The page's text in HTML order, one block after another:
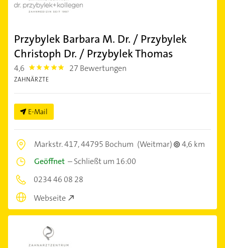
Przybylek Barbara M. Dr. / Przybylek
Christoph Dr. / Przybylek Thomas
4,6 4.6 27 Bewertungen
ZAHNÄRZTE
E-Mail
Markstr. 417,44795 Bochum (Weitmar)
4,6 km
Geöffnet –Schließt um 16:00
0234 46 08 28
Webseite